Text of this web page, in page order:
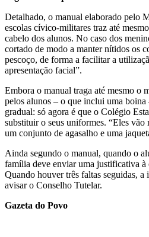
Detalhado, o manual elaborado pelo
escolas cívico-militares traz até
cabelo dos alunos. No caso dos
cortado de modo a manter nítidos os
pescoço, de forma a facilitar a
apresentação facial”.
Embora o manual traga até mesmo o
pelos alunos – o que inclui uma
gradual: só agora é que o Colégio
substituir o seus uniformes. “Eles
um conjunto de agasalho e uma
Ainda segundo o manual, quando o
família deve enviar uma justificativa à
Quando houver três faltas seguidas, a
avisar o Conselho Tutelar.
Gazeta do Povo